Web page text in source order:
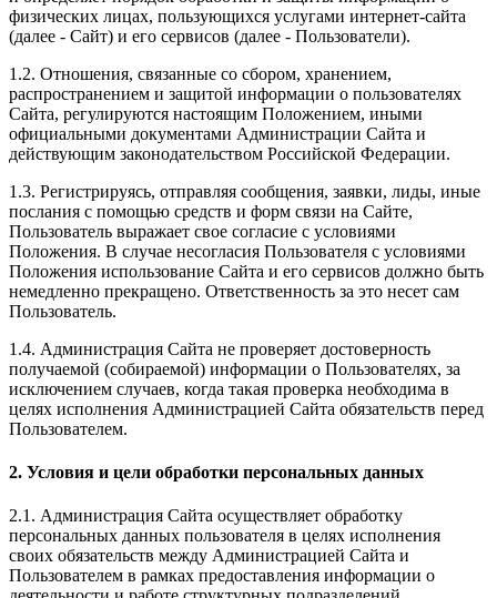
физических лицах, пользующихся услугами интернет-сайта
(далее - Сайт) и его сервисов (далее - Пользователи).
1.2. Отношения, связанные со сбором, хранением,
распространением и защитой информации о пользователях
Сайта, регулируются настоящим Положением, иными
официальными документами Администрации Сайта и
действующим законодательством Российской Федерации.
1.3. Регистрируясь, отправляя сообщения, заявки, лиды, иные
послания с помощью средств и форм связи на Сайте,
Пользователь выражает свое согласие с условиями
Положения. В случае несогласия Пользователя с условиями
Положения использование Сайта и его сервисов должно быть
немедленно прекращено. Ответственность за это несет сам
Пользователь.
1.4. Администрация Сайта не проверяет достоверность
получаемой (собираемой) информации о Пользователях, за
исключением случаев, когда такая проверка необходима в
целях исполнения Администрацией Сайта обязательств перед
Пользователем.
2. Условия и цели обработки персональных данных
2.1. Администрация Сайта осуществляет обработку
персональных данных пользователя в целях исполнения
своих обязательств между Администрацией Сайта и
Пользователем в рамках предоставления информации о